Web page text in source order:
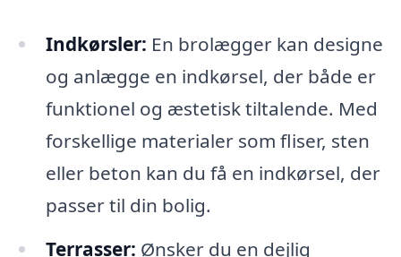
Indkørsler: En brolægger kan designe
og anlægge en indkørsel, der både er
funktionel og æstetisk tiltalende. Med
forskellige materialer som fliser, sten
eller beton kan du få en indkørsel, der
passer til din bolig.
Terrasser: Ønsker du en dejlig